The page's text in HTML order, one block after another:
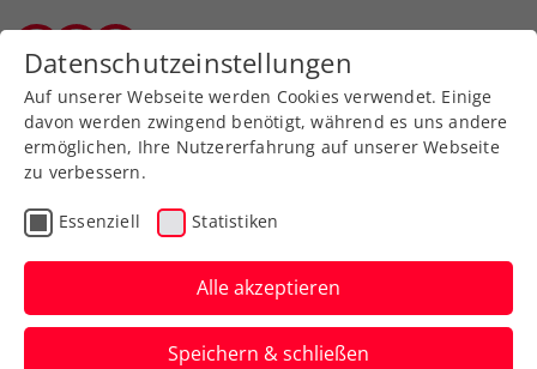
Zurück zur Newsübersicht
Davis Cup
Davis Cup Italien –
Österreich live auf ORF 1
und ÖTV TV
Datenschutzeinstellungen
Auf unserer Webseite werden Cookies verwendet. Einige
davon werden zwingend benötigt, während es uns andere
ermöglichen, Ihre Nutzererfahrung auf unserer Webseite
zu verbessern.
Essenziell Statistiken
Alle akzeptieren
Speichern & schließen